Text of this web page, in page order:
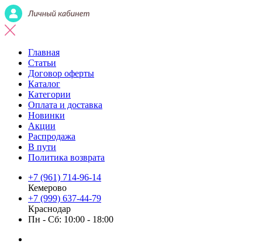
Главная
Статьи
Договор оферты
Каталог
Категории
Оплата и доставка
Новинки
Акции
Распродажа
В пути
Политика возврата
+7 (961) 714-96-14
Кемерово
+7 (999) 637-44-79
Краснодар
Пн - Сб: 10:00 - 18:00